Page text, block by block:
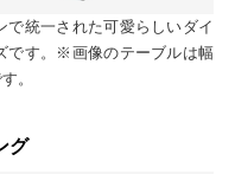
統一された可愛らしいダイ
です。※画像のテーブルは幅
。
グ